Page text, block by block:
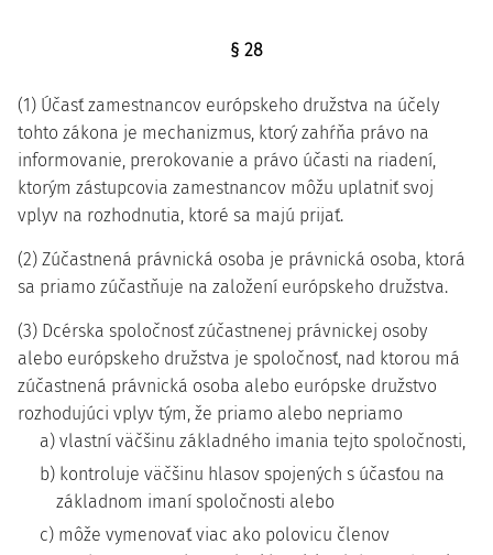
§ 28
(1) Účasť zamestnancov európskeho družstva na účely
tohto zákona je mechanizmus, ktorý zahŕňa právo na
informovanie, prerokovanie a právo účasti na riadení,
ktorým zástupcovia zamestnancov môžu uplatniť svoj
vplyv na rozhodnutia, ktoré sa majú prijať.
(2) Zúčastnená právnická osoba je právnická osoba, ktorá
sa priamo zúčastňuje na založení európskeho družstva.
(3) Dcérska spoločnosť zúčastnenej právnickej osoby
alebo európskeho družstva je spoločnosť, nad ktorou má
zúčastnená právnická osoba alebo európske družstvo
rozhodujúci vplyv tým, že priamo alebo nepriamo
a) vlastní väčšinu základného imania tejto spoločnosti,
b) kontroluje väčšinu hlasov spojených s účasťou na
základnom imaní spoločnosti alebo
c) môže vymenovať viac ako polovicu členov